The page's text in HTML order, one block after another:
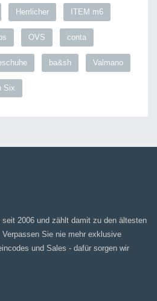
Herrlicher ITEM m6
OVS conta
ba&sh Valmano
Six
2006 und zählt damit zu den ältesten
Sie nie mehr exklusive
und Sales - dafür sorgen wir